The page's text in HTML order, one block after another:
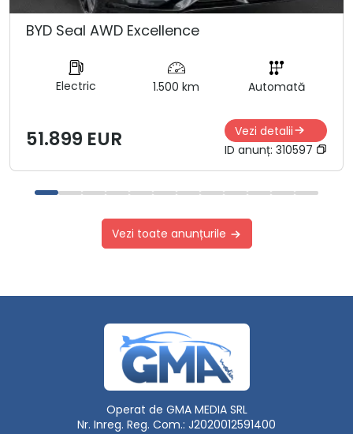
BYD Seal AWD Excellence
Electric 1.500 km Automată
51.899 EUR
Vezi detalii
ID anunț: 310597
Vezi toate anunțurile
Operat de GMA MEDIA SRL
Nr. Inreg. Reg. Com.: J2020012591400